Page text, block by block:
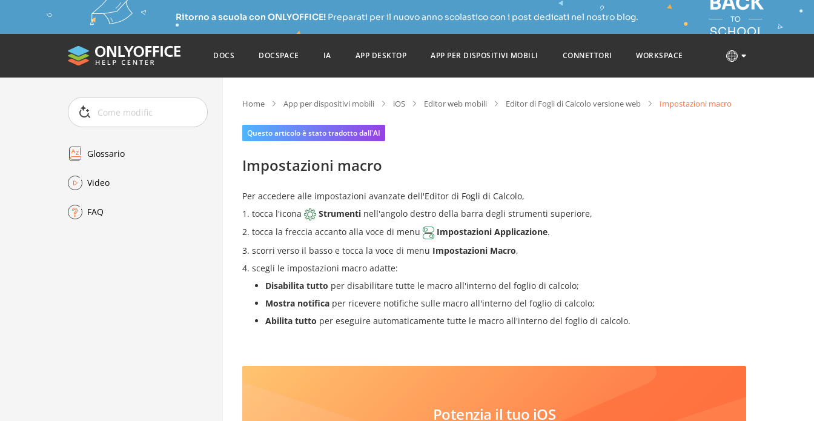
Ritorno a scuola con ONLYOFFICE! Preparati per il nuovo anno scolastico con i post dedicati nel nostro blog.
DOCS DOCSPACE IA APP DESKTOP APP PER DISPOSITIVI MOBILI CONNETTORI WORKSPACE
Glossario
Video
FAQ
Home App per dispositivi mobili iOS Editor web mobili Editor di Fogli di Calcolo versione web Impostazioni macro
Questo articolo è stato tradotto dall'AI
Impostazioni macro
Per accedere alle impostazioni avanzate dell'Editor di Fogli di Calcolo,
tocca l'icona
Strumenti nell'angolo destro della barra degli strumenti superiore,
tocca la freccia accanto alla voce di menu
Impostazioni Applicazione.
scorri verso il basso e tocca la voce di menu Impostazioni Macro,
scegli le impostazioni macro adatte:
Disabilita tutto per disabilitare tutte le macro all'interno del foglio di calcolo;
Mostra notifica per ricevere notifiche sulle macro all'interno del foglio di calcolo;
Abilita tutto per eseguire automaticamente tutte le macro all'interno del foglio di calcolo.
Potenzia il tuo iOS